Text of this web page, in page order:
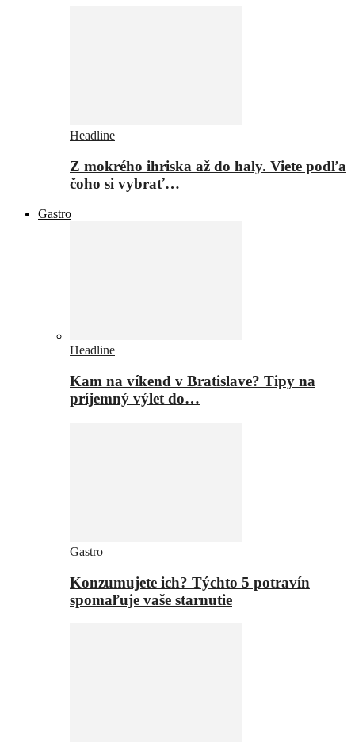
Headline
Z mokrého ihriska až do haly. Viete podľa
čoho si vybrať…
Gastro
Headline
Kam na víkend v Bratislave? Tipy na
príjemný výlet do…
Gastro
Konzumujete ich? Týchto 5 potravín
spomaľuje vaše starnutie